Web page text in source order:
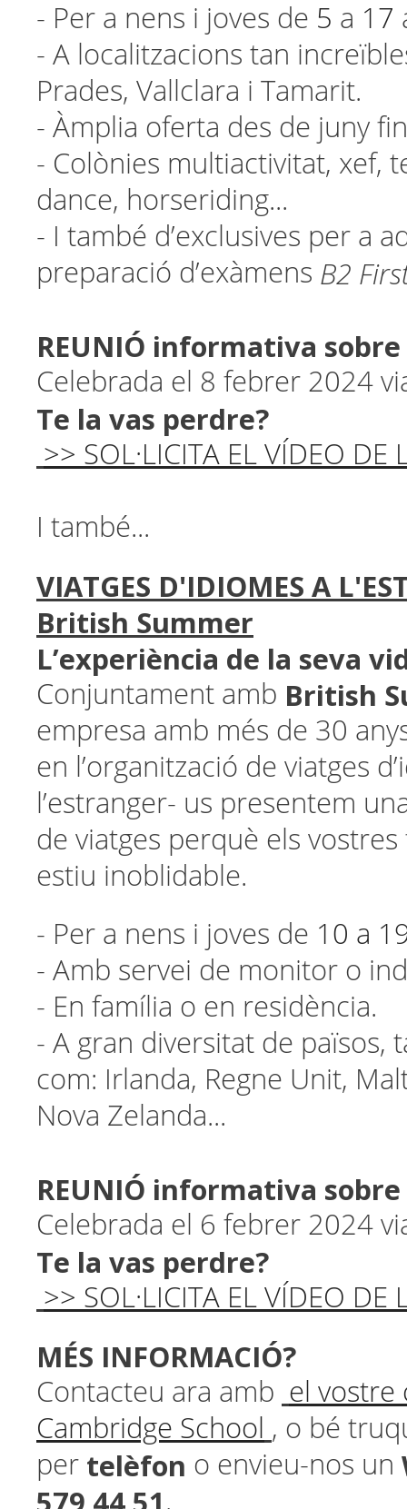
- Per a nens i joves de 5 a 17
- A localitzacions tan
Prades, Vallclara i Tamarit.
- Àmplia oferta des de juny
- Colònies multiactivitat, xef,
dance, horseriding...
- I també d’exclusives per a
preparació d’exàmens B2
REUNIÓ informativa sobre
Celebrada el 8 febrer 2024
Te la vas perdre?
>> SOL·LICITA EL VÍDEO DE
I també...
VIATGES D'IDIOMES A
British Summer
L’experiència de la seva
Conjuntament amb British
empresa amb més de 30
en l’organització de viatges
l’estranger- us presentem
de viatges perquè els
estiu inoblidable.
- Per a nens i joves de 10 a
- Amb servei de monitor o
- En família o en residència.
- A gran diversitat de països,
com: Irlanda, Regne Unit,
Nova Zelanda...
REUNIÓ informativa sobre
Celebrada el 6 febrer 2024
Te la vas perdre?
>> SOL·LICITA EL VÍDEO DE
MÉS INFORMACIÓ?
Contacteu ara amb el vostre
Cambridge School , o bé
per telèfon o envieu-nos un
.